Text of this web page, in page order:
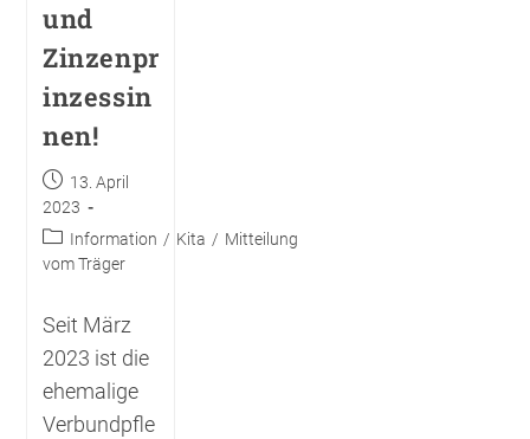
und
Zinzenpr
inzessin
nen!
13. April
2023
Information / Kita / Mitteilung
vom Träger
Seit März
2023 ist die
ehemalige
Verbundpfle